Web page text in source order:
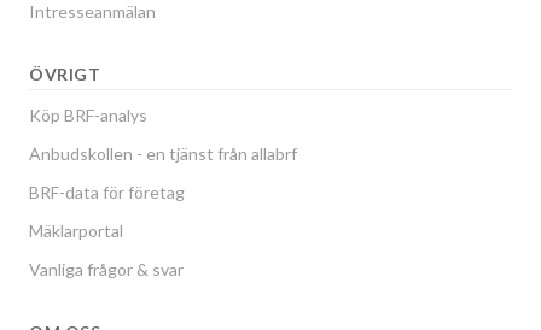
Intresseanmälan
ÖVRIGT
Köp BRF-analys
Anbudskollen - en tjänst från allabrf
BRF-data för företag
Mäklarportal
Vanliga frågor & svar